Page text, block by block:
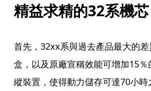
精益求精的32系機芯
首先，32xx系與過去產品最大的
盒，以及原廠宣稱效能可增加15
縱裝置，使得動力儲存可達70小時